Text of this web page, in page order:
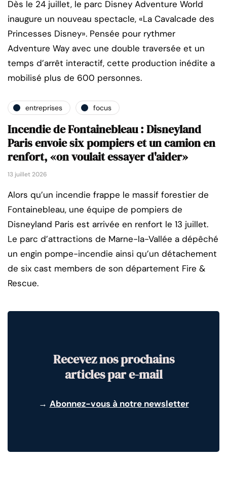
Dès le 24 juillet, le parc Disney Adventure World
inaugure un nouveau spectacle, «La Cavalcade des
Princesses Disney». Pensée pour rythmer
Adventure Way avec une double traversée et un
temps d’arrêt interactif, cette production inédite a
mobilisé plus de 600 personnes.
entreprises focus
Incendie de Fontainebleau : Disneyland
Paris envoie six pompiers et un camion en
renfort, «on voulait essayer d'aider»
13 juillet 2026
Alors qu’un incendie frappe le massif forestier de
Fontainebleau, une équipe de pompiers de
Disneyland Paris est arrivée en renfort le 13 juillet.
Le parc d’attractions de Marne-la-Vallée a dépêché
un engin pompe-incendie ainsi qu’un détachement
de six cast members de son département Fire &
Rescue.
Recevez nos prochains
articles par e-mail
→ Abonnez-vous à notre newsletter